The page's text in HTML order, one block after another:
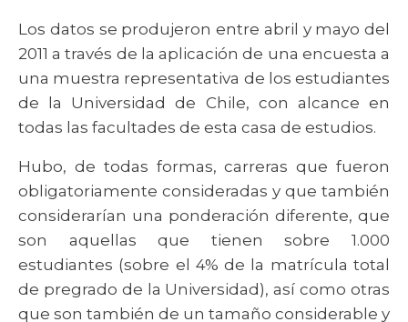
Los datos se produjeron entre abril y mayo del
2011 a través de la aplicación de una encuesta a
una muestra representativa de los estudiantes
de la Universidad de Chile, con alcance en
todas las facultades de esta casa de estudios.
Hubo, de todas formas, carreras que fueron
obligatoriamente consideradas y que también
considerarían una ponderación diferente, que
son aquellas que tienen sobre 1.000
estudiantes (sobre el 4% de la matrícula total
de pregrado de la Universidad), así como otras
que son también de un tamaño considerable y